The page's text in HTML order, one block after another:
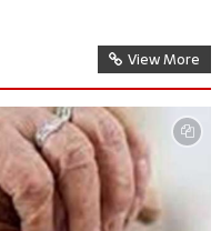
View More